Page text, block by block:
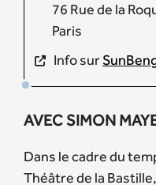
76 Rue de la
Paris
Info sur
AVEC SIMON
Dans le cadre du
Théâtre de la